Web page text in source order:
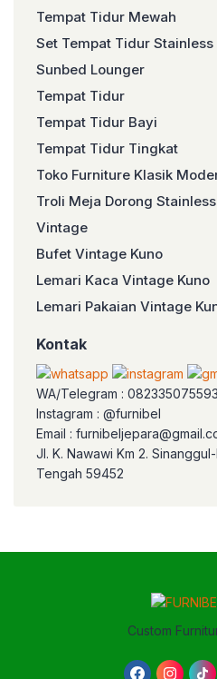
Tempat Tidur Mewah
Set Tempat Tidur Stainless
Sunbed Lounger
Tempat Tidur
Tempat Tidur Bayi
Tempat Tidur Tingkat
Toko Furniture Klasik
Troli Meja Dorong Stainless
Vintage
Bufet Vintage Kuno
Lemari Kaca Vintage Kuno
Lemari Pakaian Vintage
Kontak
WA/Telegram : 082335075593
Instagram : @furnibel
Email :
Jl. K. Nawawi Km 2.
Tengah 59452
Custom